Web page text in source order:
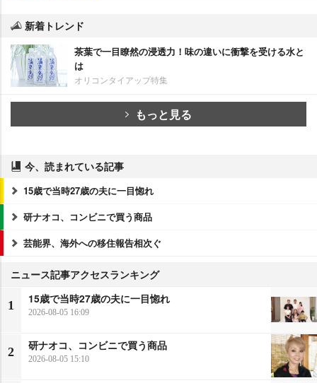
新着トレンド
茶葉で一目瞭然の浸透力！味の違いに衝撃を受ける水と
は
オリコンタイアップ特集
もっと見る
今、読まれている記事
15歳で当時27歳の夫に一目惚れ
研ナオコ、コンビニで買う商品
芸能界、海外への移住報告相次ぐ
ニュース記事アクセスランキング
1
15歳で当時27歳の夫に一目惚れ
2026-08-05 16:09
2
研ナオコ、コンビニで買う商品
2026-08-05 15:10